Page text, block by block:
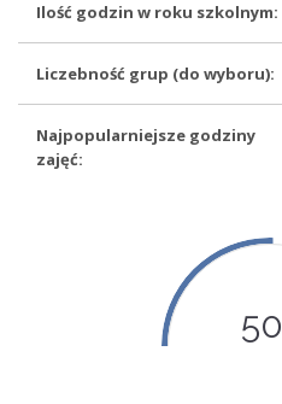
Ilość godzin w roku szkolnym:
Liczebność grup (do wyboru):
Najpopularniejsze godziny
zajęć:
50